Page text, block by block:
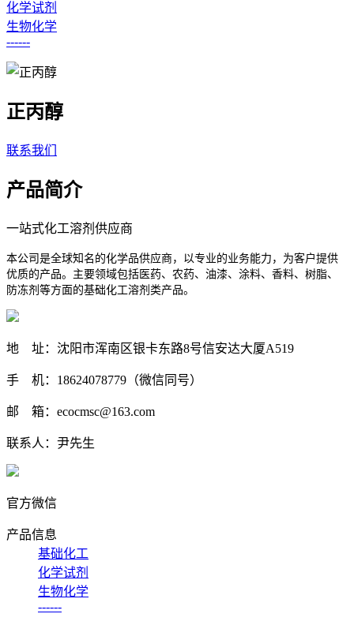
化学试剂
生物化学
------
正丙醇
联系我们
产品简介
一站式化工溶剂供应商
本公司是全球知名的化学品供应商，以专业的业务能力，为客户提供
优质的产品。主要领域包括医药、农药、油漆、涂料、香料、树脂、
防冻剂等方面的基础化工溶剂类产品。
地 址：沈阳市浑南区银卡东路8号信安达大厦A519
手 机：18624078779（微信同号）
邮 箱：ecocmsc@163.com
联系人：尹先生
官方微信
产品信息
基础化工
化学试剂
生物化学
------